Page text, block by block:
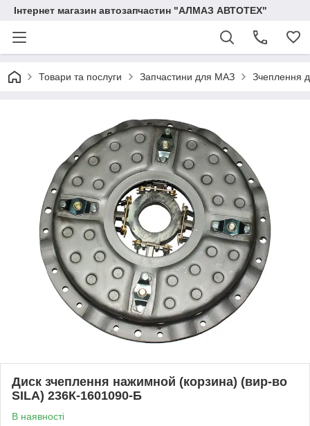
Інтернет магазин автозапчастин "АЛМАЗ АВТОТЕХ"
Товари та послуги Запчастини для МАЗ Зчеплення
Диск зчеплення нажимной (корзина) (вир-во
SILA) 236К-1601090-Б
В наявності